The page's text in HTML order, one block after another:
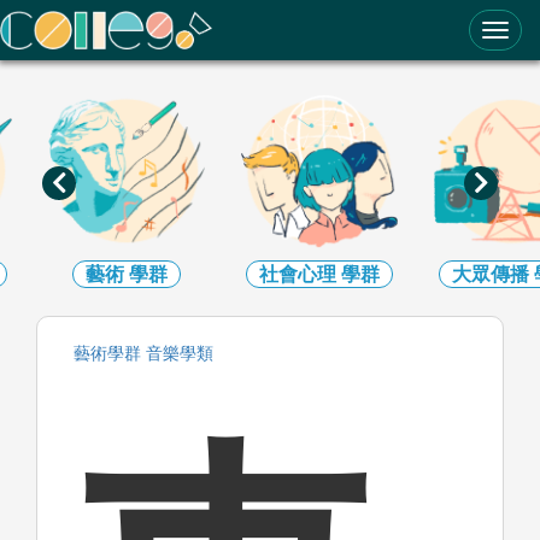
ColleGo! 大學選才與高中育才輔助系統
藝術 學群 社會心理 學群 大眾傳播
藝術學群 音樂學類